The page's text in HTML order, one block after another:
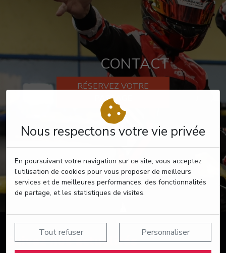
Nous respectons votre vie privée
En poursuivant votre navigation sur ce site, vous acceptez
l’utilisation de cookies pour vous proposer de meilleurs
services et de meilleures performances, des fonctionnalités
de partage, et les statistiques de visites.
Tout refuser Personnaliser
CONTACT
RÉSERVEZ VOTRE
PASSAGE
Suivez nos actualités